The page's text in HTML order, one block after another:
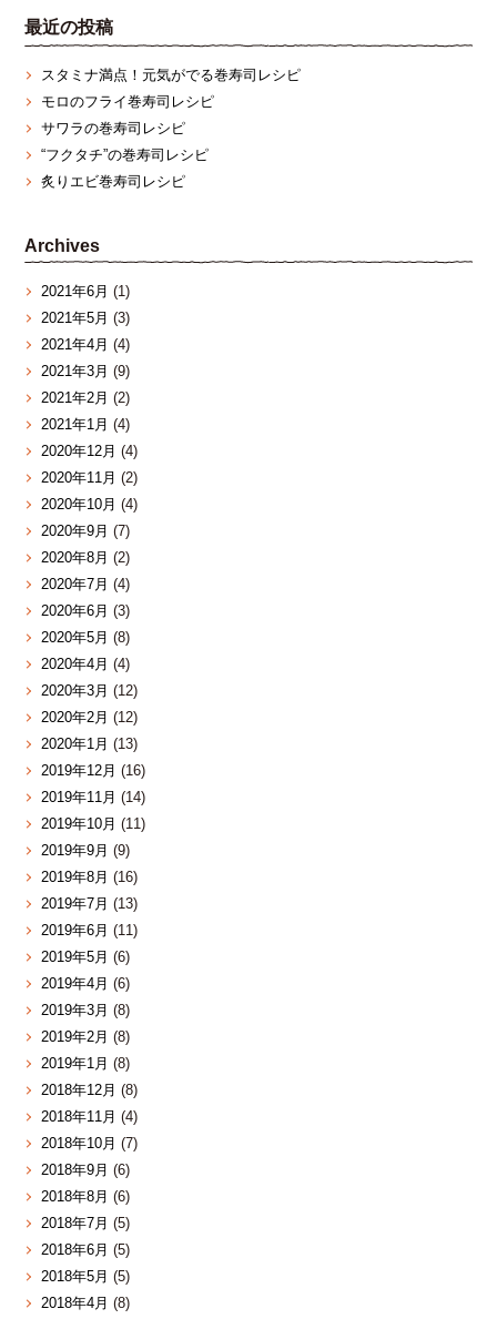
最近の投稿
スタミナ満点！元気がでる巻寿司レシピ
モロのフライ巻寿司レシピ
サワラの巻寿司レシピ
“フクタチ”の巻寿司レシピ
炙りエビ巻寿司レシピ
Archives
2021年6月 (1)
2021年5月 (3)
2021年4月 (4)
2021年3月 (9)
2021年2月 (2)
2021年1月 (4)
2020年12月 (4)
2020年11月 (2)
2020年10月 (4)
2020年9月 (7)
2020年8月 (2)
2020年7月 (4)
2020年6月 (3)
2020年5月 (8)
2020年4月 (4)
2020年3月 (12)
2020年2月 (12)
2020年1月 (13)
2019年12月 (16)
2019年11月 (14)
2019年10月 (11)
2019年9月 (9)
2019年8月 (16)
2019年7月 (13)
2019年6月 (11)
2019年5月 (6)
2019年4月 (6)
2019年3月 (8)
2019年2月 (8)
2019年1月 (8)
2018年12月 (8)
2018年11月 (4)
2018年10月 (7)
2018年9月 (6)
2018年8月 (6)
2018年7月 (5)
2018年6月 (5)
2018年5月 (5)
2018年4月 (8)